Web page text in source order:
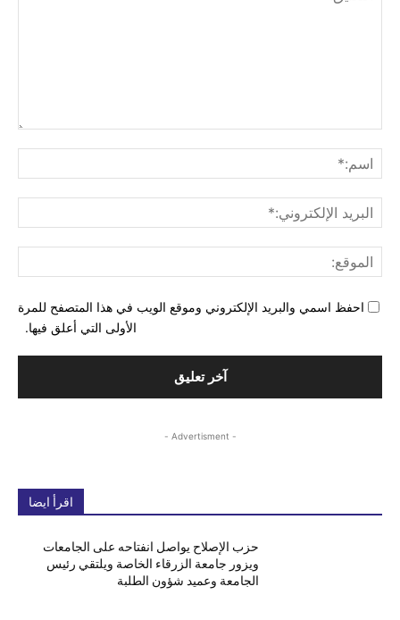
احفظ اسمي والبريد الإلكتروني وموقع الويب في هذا المتصفح للمرة
الأولى التي أعلق فيها.
- Advertisment -
اقرأ ايضا
حزب الإصلاح يواصل انفتاحه على الجامعات
ويزور جامعة الزرقاء الخاصة ويلتقي رئيس
الجامعة وعميد شؤون الطلبة